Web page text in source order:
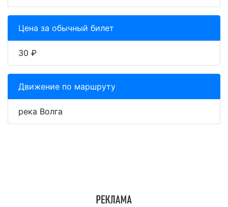
Цена за обычный билет
30 ₽
Движение по маршруту
река Волга